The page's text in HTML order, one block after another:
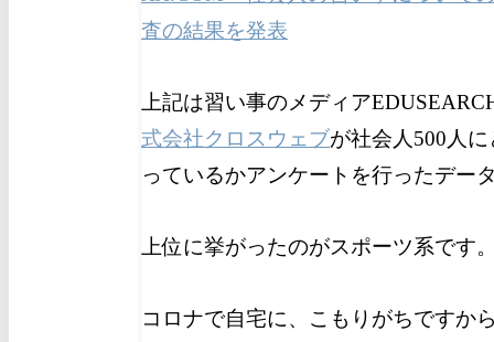
査の結果を発表
上記は習い事のメディア
式会社クロスウェブが社会人500人
っているかアンケートを行ったデー
上位に挙がったのがスポーツ系です
コロナで自宅に、こもりがちですか